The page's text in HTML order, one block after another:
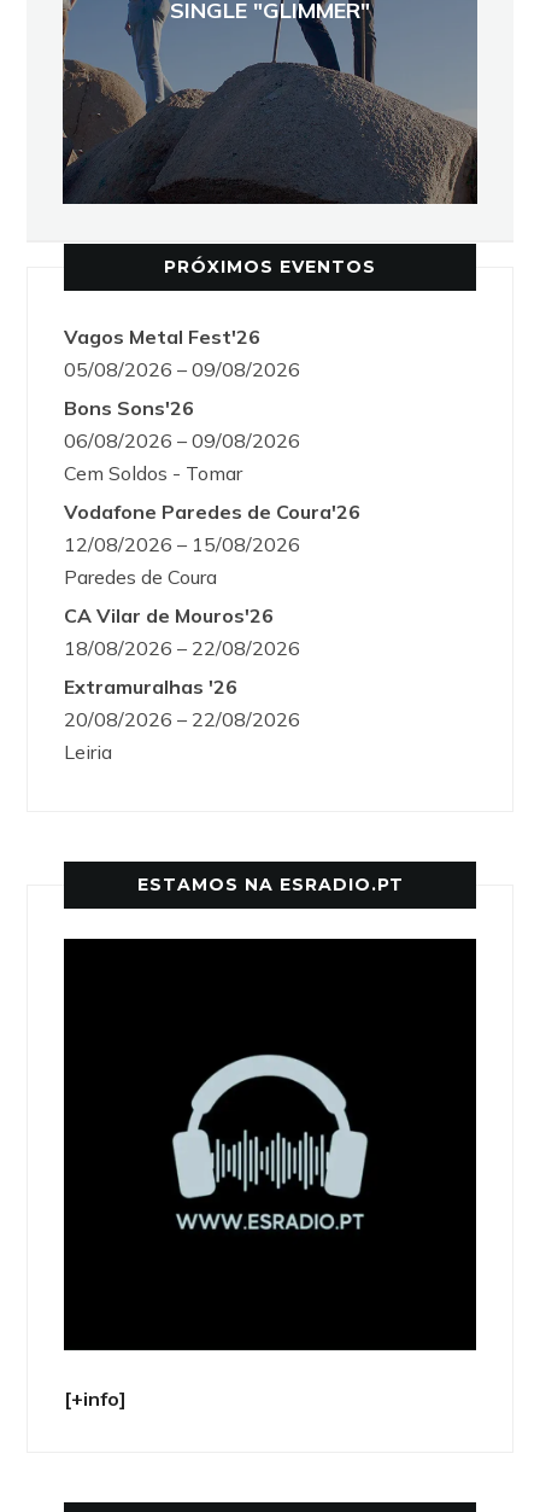
SINGLE "GLIMMER"
PRÓXIMOS EVENTOS
Vagos Metal Fest'26
05/08/2026 – 09/08/2026
Bons Sons'26
06/08/2026 – 09/08/2026
Cem Soldos - Tomar
Vodafone Paredes de Coura'26
12/08/2026 – 15/08/2026
Paredes de Coura
CA Vilar de Mouros'26
18/08/2026 – 22/08/2026
Extramuralhas '26
20/08/2026 – 22/08/2026
Leiria
ESTAMOS NA ESRADIO.PT
[+info]